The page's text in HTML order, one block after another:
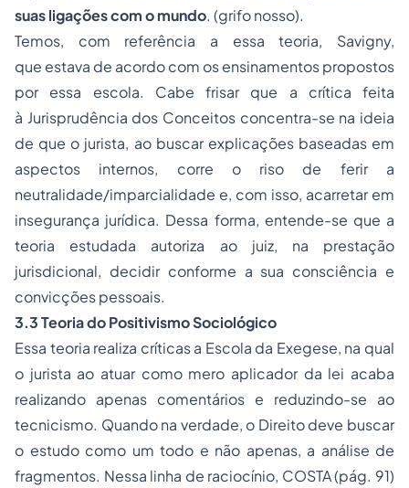
suas ligações com o mundo. (grifo nosso).
Temos, com referência a essa teoria, Savigny,
que estava de acordo com os ensinamentos propostos
por essa escola. Cabe frisar que a crítica feita
à Jurisprudência dos Conceitos concentra-se na ideia
de que o jurista, ao buscar explicações baseadas em
aspectos internos, corre o riso de ferir a
neutralidade/imparcialidade e, com isso, acarretar em
insegurança jurídica. Dessa forma, entende-se que a
teoria estudada autoriza ao juiz, na prestação
jurisdicional, decidir conforme a sua consciência e
convicções pessoais.
3.3 Teoria do Positivismo Sociológico
Essa teoria realiza críticas a Escola da Exegese, na qual
o jurista ao atuar como mero aplicador da lei acaba
realizando apenas comentários e reduzindo-se ao
tecnicismo. Quando na verdade, o Direito deve buscar
o estudo como um todo e não apenas, a análise de
fragmentos. Nessa linha de raciocínio, COSTA (pág. 91)